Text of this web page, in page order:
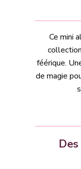
Ce mini
féérique.
de magie